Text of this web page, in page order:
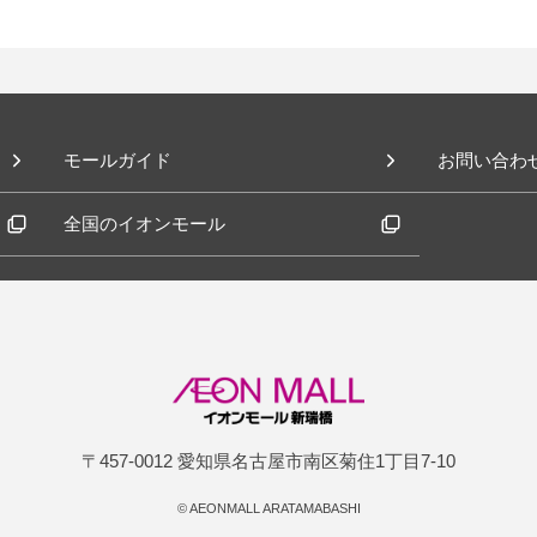
モールガイド お問い合わ
全国のイオンモール
〒457-0012 愛知県名古屋市南区菊住1丁目7-10
©AEONMALL ARATAMABASHI